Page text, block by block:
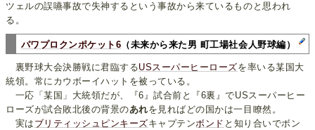
ツェルの誤嚥事故で失神するという事故から来ているものと思われ
る。
パワプロクンポケット6 （未来から来た男 町工場社会人野球編）
裏野球大会決勝戦に君臨するUSスーパーヒーローズを率いる某国大
統領。常にカウボーイハットを被っている。
一応「某国」大統領だが、『6』試合前と『6裏』でUSスーパーヒー
ローズが試合敗北後の背景のあれを見ればどの国かは一目瞭然。
実は ブリティッシュピンキーズキャプテンボンド と知り合いでボン